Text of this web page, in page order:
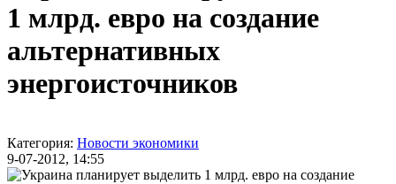
1 млрд. евро на создание
альтернативных
энергоисточников
Категория: Новости экономики
9-07-2012, 14:55